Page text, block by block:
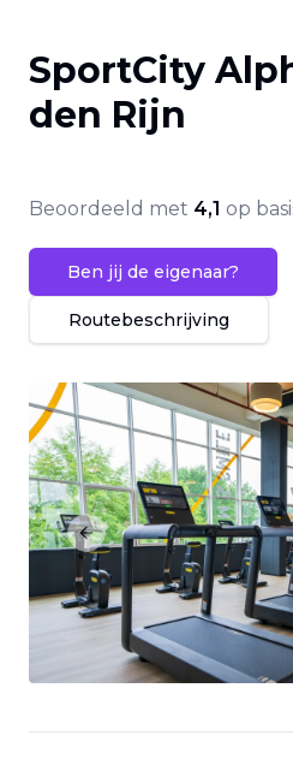
SportCity
den Rijn
Beoordeeld met 4,1 op
Ben jij de eigenaar?
Routebeschrijving
Previous slide